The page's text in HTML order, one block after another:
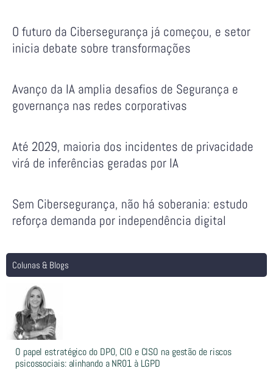
O futuro da Cibersegurança já começou, e setor
inicia debate sobre transformações
Avanço da IA amplia desafios de Segurança e
governança nas redes corporativas
Até 2029, maioria dos incidentes de privacidade
virá de inferências geradas por IA
Sem Cibersegurança, não há soberania: estudo
reforça demanda por independência digital
Colunas & Blogs
O papel estratégico do DPO, CIO e CISO na gestão de riscos
psicossociais: alinhando a NR01 à LGPD